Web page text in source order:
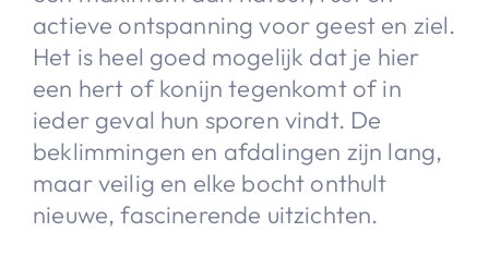
actieve ontspanning voor geest en ziel.
Het is heel goed mogelijk dat je hier
een hert of konijn tegenkomt of in
ieder geval hun sporen vindt. De
beklimmingen en afdalingen zijn lang,
maar veilig en elke bocht onthult
nieuwe, fascinerende uitzichten.